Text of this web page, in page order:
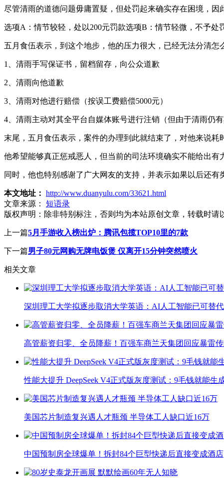
尽管清雨的道德问题毋庸置疑，但处罚起来确实存在困境，
选项A：情节较轻，处以200元罚款选项B：情节轻微，不予处
五月食伍表示，到这个地步，他的压力很大，已经无法分清
1、清雨手写保证书，留档留存，向公众道歉
2、清雨向他道歉
3、清雨对他进行赔偿（按误工费赔偿5000元）
4、清雨主动对其全平台自媒体账号进行注销（但由于清雨仍
末尾，五月食伍表示，案件的办理到此就结束了，对他来说耗
他希望能够真正惩戒恶人，但当前的司法环境确实不能给出有
同时，他也特别感谢了广大网友的支持，并表示如果以后还有
本文地址： http://www.duanyulu.com/33621.html
文章来源：
短语录
版权声明： 除非特别标注，否则均为本站原创文章，转载时请
上一篇5月手游收入榜出炉：腾讯包揽TOP10里的7款
下一篇男子80元网购无牌电饭煲 仅离开15分钟突然喷火
相关文章
深圳理工大学拟逐步取消大学英语：AI人工智能已可替
高管薪资归零、全员降薪！百强车商兰天集团回应暴雷
性能大提升 DeepSeek V4正式版灰度测试：9毛钱就能生
美国芯片制造复兴遇人才瓶颈 半导体工人缺口近16万
中国预制房全球爆单！拆封84个巨型快递后直接变成酒店